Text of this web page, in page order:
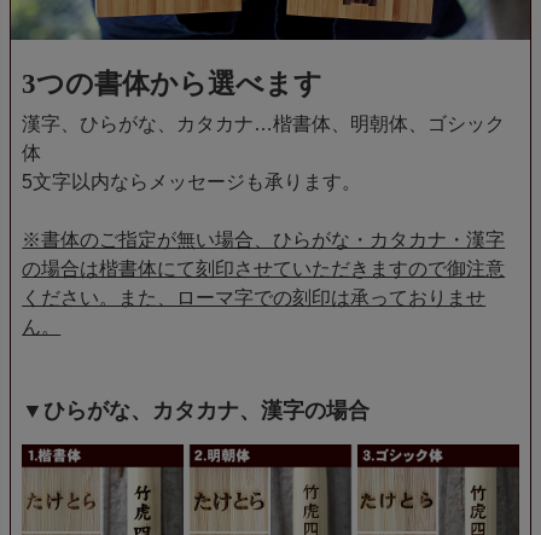
3つの書体から選べます
漢字、ひらがな、カタカナ…楷書体、明朝体、ゴシック
体
5文字以内ならメッセージも承ります。
※書体のご指定が無い場合、ひらがな・カタカナ・漢字
の場合は楷書体にて刻印させていただきますので御注意
ください。また、ローマ字での刻印は承っておりませ
ん。
▼ひらがな、カタカナ、漢字の場合